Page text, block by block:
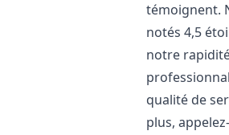
témoignent.
notés 4,5
notre
qualité de
plus,